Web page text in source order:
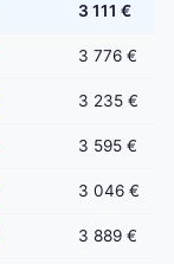
3 111 €
3 776 €
3 235 €
3 595 €
3 046 €
3 889 €